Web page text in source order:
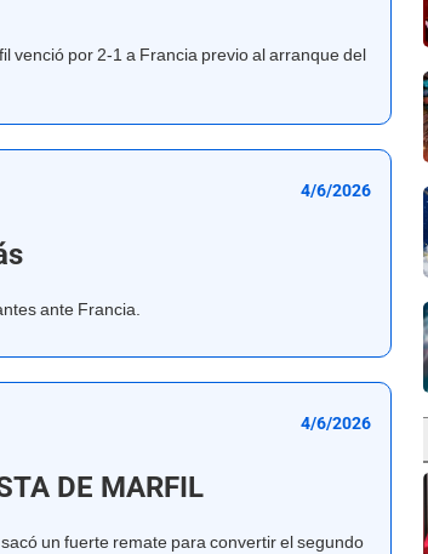
venció por 2-1 a Francia previo al arranque del
4/6/2026
ante Francia.
4/6/2026
DE MARFIL
un fuerte remate para convertir el segundo